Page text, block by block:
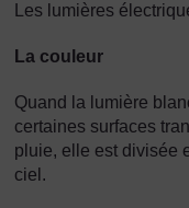
Les lumières
La couleur
Quand la lumière
certaines surfaces
pluie, elle est divisée
ciel.